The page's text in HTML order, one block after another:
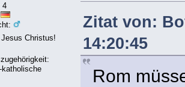
4
Jesus Christus!
katholische
Zitat von:
14:20:45
Rom